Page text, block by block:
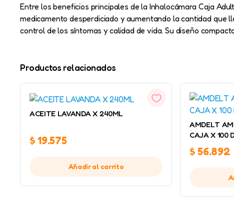
Entre los beneficios principales de la Inhalocámara Caja
medicamento desperdiciado y aumentando la cantidad que
control de los síntomas y calidad de vida. Su diseño
Productos relacionados
RÁPIDA
ACEITE LAVANDA X 240ML
$19.575
Añadir al carrito
AMDELT
CAJA X 100
$56.892